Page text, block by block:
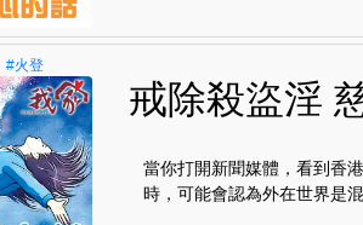
#火登
戒除殺盜淫
當你打開新聞媒體，看到香
時，可能會認為外在世界是